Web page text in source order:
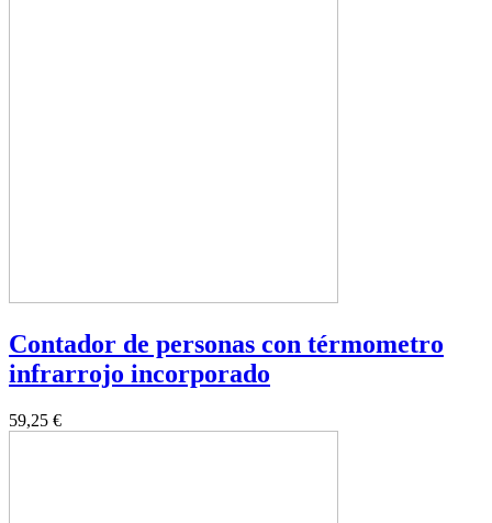
Contador de personas con térmometro
infrarrojo incorporado
59,25 €